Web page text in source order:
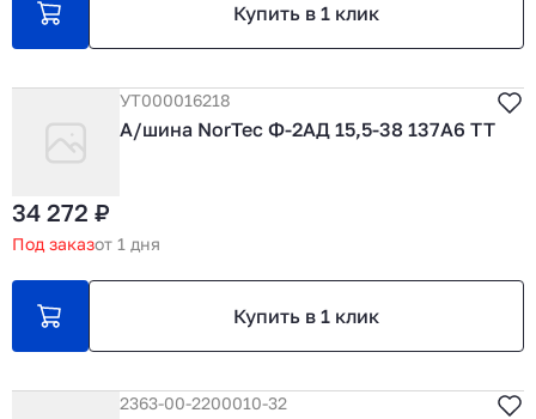
Купить в 1 клик
УТ000016218
А/шина NorTec Ф-2АД 15,5-38 137А6 ТТ
34 272 ₽
Под заказот 1 дня
Купить в 1 клик
2363-00-2200010-32